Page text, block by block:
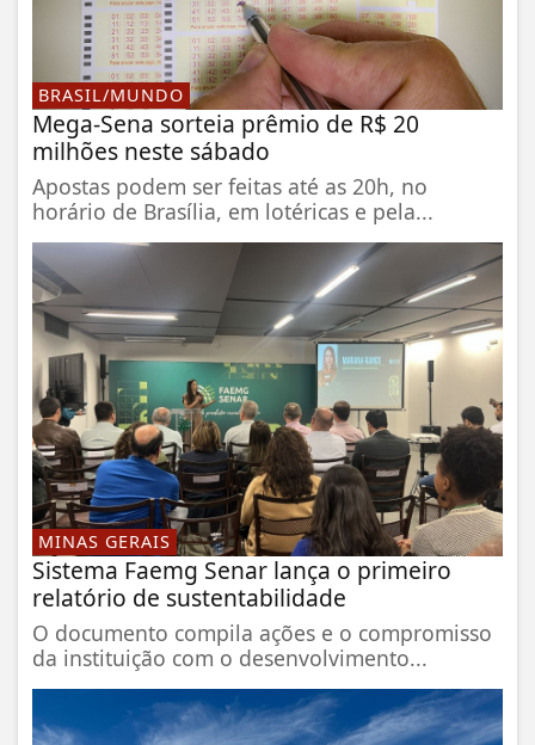
BRASIL/MUNDO
Mega-Sena sorteia prêmio de R$ 20
milhões neste sábado
Apostas podem ser feitas até as 20h, no
horário de Brasília, em lotéricas e pela...
MINAS GERAIS
Sistema Faemg Senar lança o primeiro
relatório de sustentabilidade
O documento compila ações e o compromisso
da instituição com o desenvolvimento...